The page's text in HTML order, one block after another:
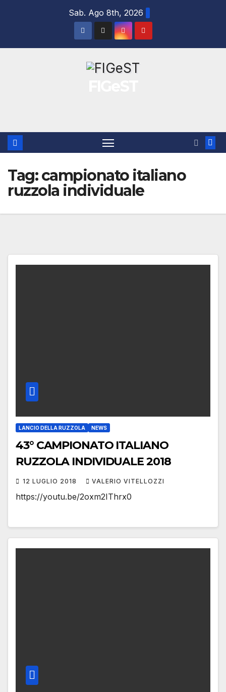
Sab. Ago 8th, 2026
Tag:campionato italiano
ruzzola individuale
LANCIO DELLA RUZZOLA NEWS
43° CAMPIONATO ITALIANO
RUZZOLA INDIVIDUALE 2018
12 LUGLIO 2018 VALERIO VITELLOZZI
https://youtu.be/2oxm2IThrx0